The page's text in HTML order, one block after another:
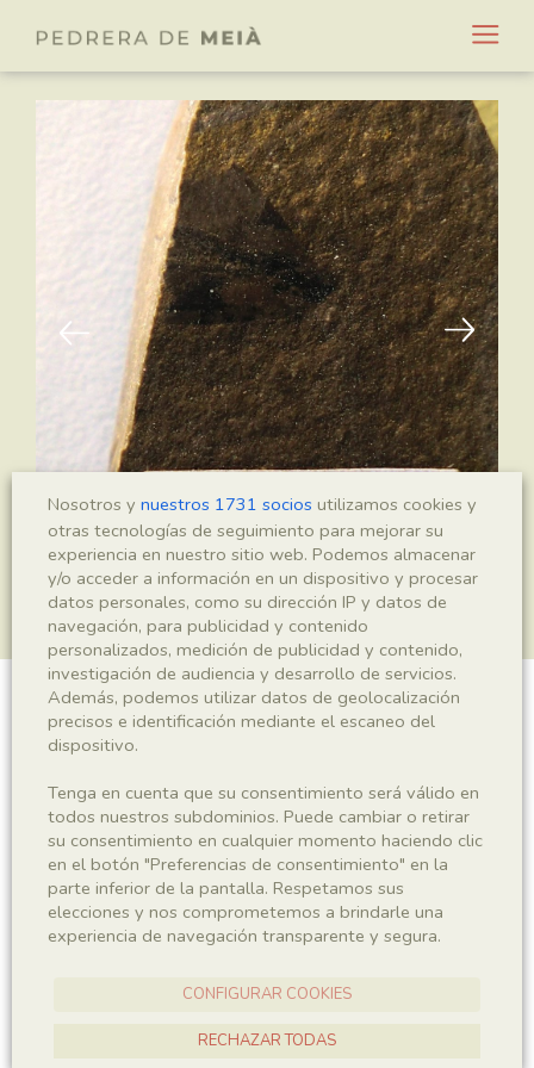
Plantae indet.
Sigla
IEI-2513
Taxonomía
Nosotros y nuestros 1731 socios utilizamos cookies y
otras tecnologías de seguimiento para mejorar su
experiencia en nuestro sitio web. Podemos almacenar
y/o acceder a información en un dispositivo y procesar
datos personales, como su dirección IP y datos de
navegación, para publicidad y contenido
personalizados, medición de publicidad y contenido,
investigación de audiencia y desarrollo de servicios.
Además, podemos utilizar datos de geolocalización
precisos e identificación mediante el escaneo del
dispositivo.
Tenga en cuenta que su consentimiento será válido en
todos nuestros subdominios. Puede cambiar o retirar
su consentimiento en cualquier momento haciendo clic
en el botón "Preferencias de consentimiento" en la
parte inferior de la pantalla. Respetamos sus
elecciones y nos comprometemos a brindarle una
experiencia de navegación transparente y segura.
CONFIGURAR COOKIES
RECHAZAR TODAS